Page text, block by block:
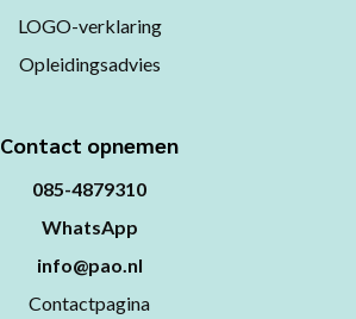
LOGO-verklaring
Opleidingsadvies
Contact opnemen
085-4879310
WhatsApp
info@pao.nl
Contactpagina